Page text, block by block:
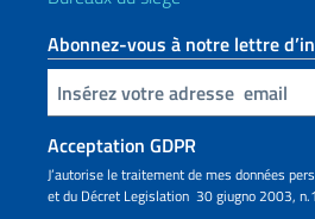
Abonnez-vous à notre lettre
Insert your email
Acceptation GDPR
J’autorise le traitement de mes données
et du Décret Legislation 30 giugno 2003,